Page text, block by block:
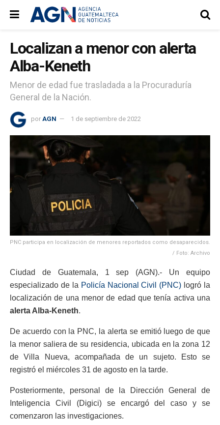
Localizan a menor con alerta
Alba-Keneth
Menor de edad fue trasladada a la Procuraduría
General de la Nación.
por AGN 1 de septiembre de 2022
PNC participa en localización de menores reportados como desaparecidos.
/ Foto: Archivo
Ciudad de Guatemala, 1 sep (AGN).- Un equipo
especializado de la Policía Nacional Civil (PNC) logró la
localización de una menor de edad que tenía activa una
alerta Alba-Keneth.
De acuerdo con la PNC, la alerta se emitió luego de que
la menor saliera de su residencia, ubicada en la zona 12
de Villa Nueva, acompañada de un sujeto. Esto se
registró el miércoles 31 de agosto en la tarde.
Posteriormente, personal de la Dirección General de
Inteligencia Civil (Digici) se encargó del caso y se
comenzaron las investigaciones.